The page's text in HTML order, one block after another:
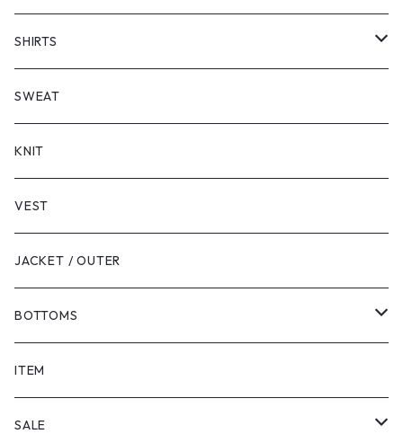
SHORT SLEEVE
LONG SLEEVE
SHIRTS
SHORT SLEEVE
LONG SLEEVE
SWEAT
KNIT
VEST
JACKET / OUTER
BOTTOMS
SHORTS
PANTS
ITEM
SALE